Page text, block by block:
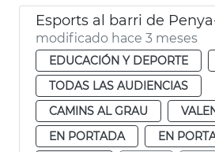
Esports al barri de
modificado hace 3 meses
EDUCACIÓN Y DEPORTE
TODAS LAS AUDIENCIAS
CAMINS AL GRAU
EN PORTADA
EN